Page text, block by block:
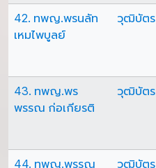
42. ทพญ.พรนลัท
เหมไพบูลย์
วุฒิบัตร
43. ทพญ.พร
พรรณ ก่อเกียรติ
วุฒิบัตร
44. ทพญ.พรรณ
วุฒิบัตร